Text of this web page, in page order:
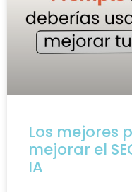
Los mejores
mejorar el
IA